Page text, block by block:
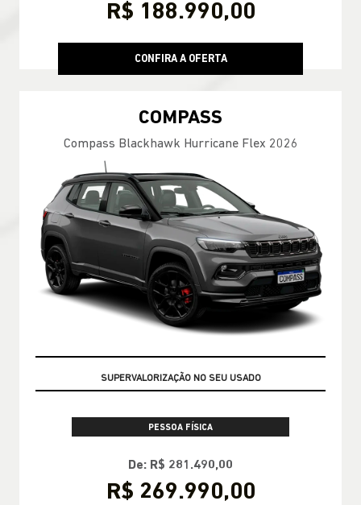
R$ 188.990,00
CONFIRA A OFERTA
COMPASS
Compass Blackhawk Hurricane Flex 2026
GARANTIA 05 ANOS JEEP
PESSOA FÍSICA
De: R$ 281.490,00
R$ 269.990,00